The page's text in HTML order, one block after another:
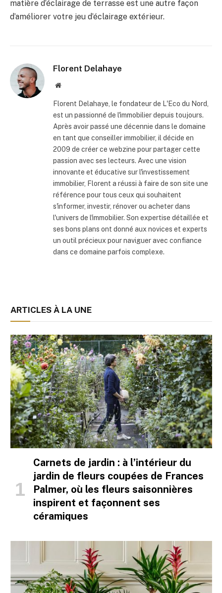
matière d’éclairage de terrasse est une autre façon
d’améliorer votre jeu d’éclairage extérieur.
Florent Delahaye
Site
Florent Delahaye, le fondateur de L'Eco du Nord,
est un passionné de l'immobilier depuis toujours.
Après avoir passé une décennie dans le domaine
en tant que conseiller immobilier, il décide en
2009 de créer ce webzine pour partager cette
passion avec ses lecteurs. Avec une vision
innovante et éducative sur l'investissement
immobilier, Florent a réussi à faire de son site une
référence pour tous ceux qui souhaitent
s'informer, investir, rénover ou acheter dans
l'univers de l'immobilier. Son expertise détaillée et
ses bons plans ont donné aux novices et experts
un outil précieux pour naviguer avec confiance
dans ce domaine parfois complexe.
ARTICLES À LA UNE
Carnets de jardin : à l’intérieur du
jardin de fleurs coupées de Frances
Palmer, où les fleurs saisonnières
inspirent et façonnent ses
céramiques